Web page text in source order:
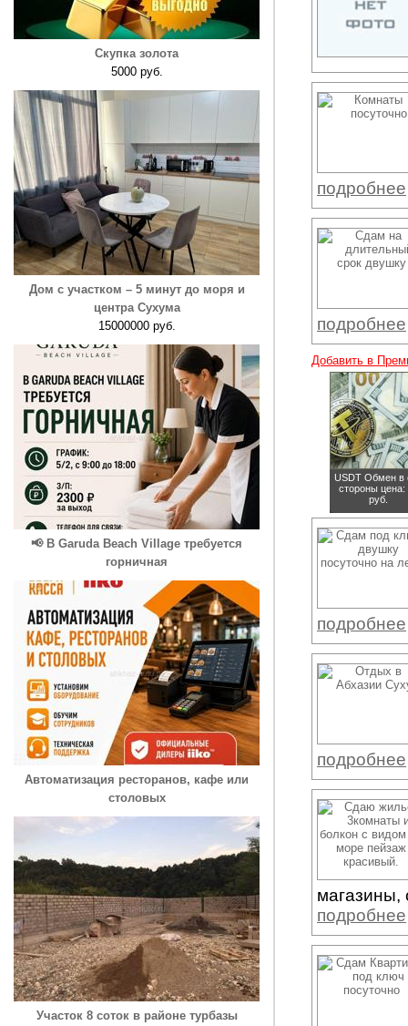
Скупка золота
5000 руб.
Дом с участком – 5 минут до моря и
центра Сухума
15000000 руб.
📢 В Garuda Beach Village требуется
горничная
Автоматизация ресторанов, кафе или
столовых
Участок 8 соток в районе турбазы
подробнее
подробнее
Добавить в
USDT Обмен в
стороны цена:
руб.
подробнее
подробнее
магазины,
подробнее